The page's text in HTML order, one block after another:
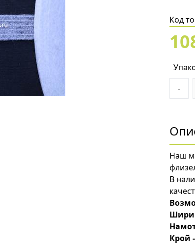
Код
-
Наш
В
Крой